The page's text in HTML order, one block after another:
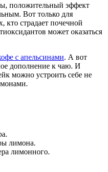
положительный эффект
Вот только для
кто страдает почечной
может оказаться
с апельсинами. А вот
дополнение к чаю. И
можно устроить себе не
лимона.
лимонного.